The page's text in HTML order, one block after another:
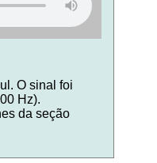
O sinal foi
Hz).
da seção